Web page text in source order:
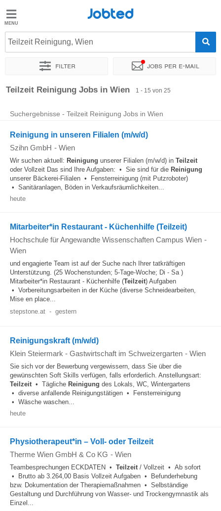
Jobted
Jobs
Jobted
Teilzeit Reinigung, Wien
Filter Jobs per e-mail
Sortieren nach Genauer Standort Unternehmen
Teilzeit Reinigung Jobs in Wien 1 - 15 von 25
Suchergebnisse - Teilzeit Reinigung Jobs in Wien
Reinigung in unseren Filialen (m/w/d)
Szihn GmbH - Wien
Wir suchen aktuell: Reinigung unserer Filialen (m/w/d) in Teilzeit
oder Vollzeit Das sind Ihre Aufgaben: • Sie sind für die Reinigung
unserer Bäckerei-Filialen • Fensterreinigung (mit Putzroboter)
• Sanitäranlagen, Böden in Verkaufsräumlichkeiten...
heute
Mitarbeiter*in Restaurant - Küchenhilfe (Teilzeit)
Hochschule für Angewandte Wissenschaften Campus Wien -
Wien
und engagierte Team ist auf der Suche nach Ihrer tatkräftigen
Unterstützung. (25 Wochenstunden; 5-Tage-Woche; Di - Sa )
Mitarbeiter*in Restaurant - Küchenhilfe (Teilzeit) Aufgaben
• Vorbereitungsarbeiten in der Küche (diverse Schneidearbeiten,
Mise en place...
stepstone.at - gestern
Reinigungskraft (m/w/d)
Klein Steiermark - Gastwirtschaft im Schweizergarten - Wien
Sie sich vor der Bewerbung vergewissern, dass Sie über die
gewünschten Soft Skills verfügen, falls erforderlich. Anstellungsart:
Teilzeit• Tägliche Reinigung des Lokals, WC, Wintergartens
• diverse anfallende Reinigungstätigen • Fensterreinigung
• Wäsche waschen...
heute
Physiotherapeut*in – Voll- oder Teilzeit
Therme Wien GmbH & Co KG - Wien
Teambesprechungen ECKDATEN • Teilzeit/ Vollzeit • Ab sofort
• Brutto ab 3.264,00 Basis Vollzeit Aufgaben • Befunderhebung
bzw. Dokumentation der Therapiemaßnahmen • Selbständige
Gestaltung und Durchführung von Wasser- und Trockengymnastik als
Einzel...